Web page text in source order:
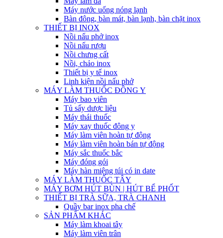
Máy nước uống nóng lạnh
Bàn đông, bàn mát, bàn lạnh, bàn chặt inox
THIẾT BỊ INOX
Nồi nấu phở inox
Nồi nấu rượu
Nồi chưng cất
Nồi, chảo inox
Thiết bị y tế inox
Linh kiện nồi nấu phở
MÁY LÀM THUỐC ĐÔNG Y
Máy bao viên
Tủ sấy dược liệu
Máy thái thuốc
Máy xay thuốc đông y
Máy làm viên hoàn tự động
Máy làm viên hoàn bán tự động
Máy sắc thuốc bắc
Máy đóng gói
Máy hàn miệng túi có in date
MÁY LÀM THUỐC TÂY
MÁY BƠM HÚT BÙN | HÚT BỂ PHỐT
THIẾT BỊ TRÀ SỮA, TRÀ CHANH
Quầy bar inox pha chế
SẢN PHẨM KHÁC
Máy làm khoai tây
Máy làm viên trân